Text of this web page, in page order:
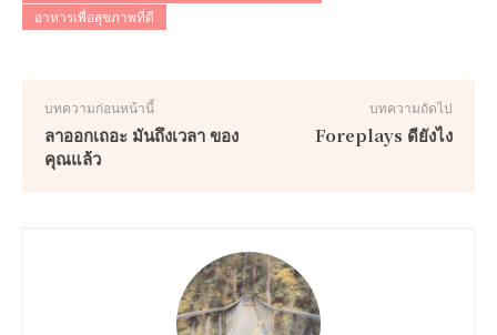
อาหารเพื่อสุขภาพที่ดี
บทความก่อนหน้านี้
ลาออกเถอะ มันถึงเวลา ของ
คุณแล้ว
บทความถัดไป
Foreplays ดียังไง